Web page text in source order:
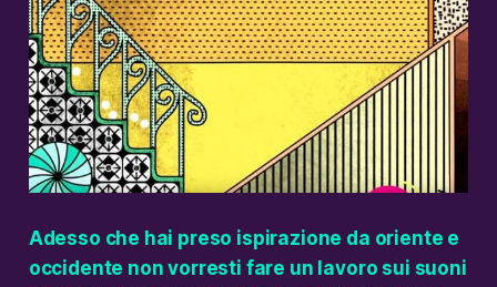
Adesso che hai preso ispirazione da oriente e
occidente non vorresti fare un lavoro sui suoni